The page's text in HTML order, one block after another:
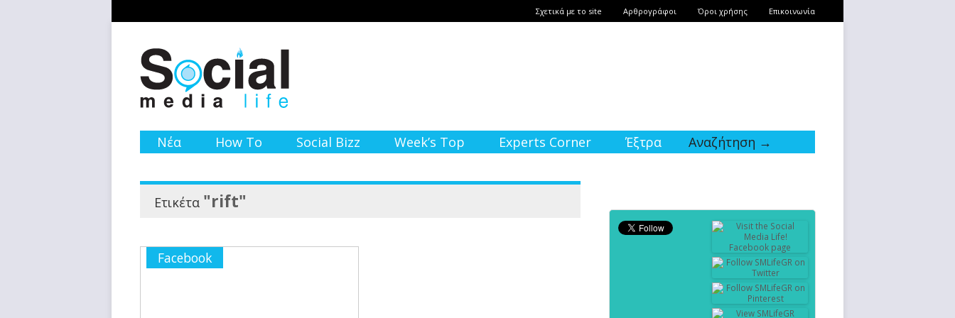
Σχετικά με το site Αρθρογράφοι Όροι χρήσης Επικοινωνία
Νέα How To Social Bizz Week’s Top Experts Corner Έξτρα Αναζήτηση →
Ετικέτα "rift"
Facebook